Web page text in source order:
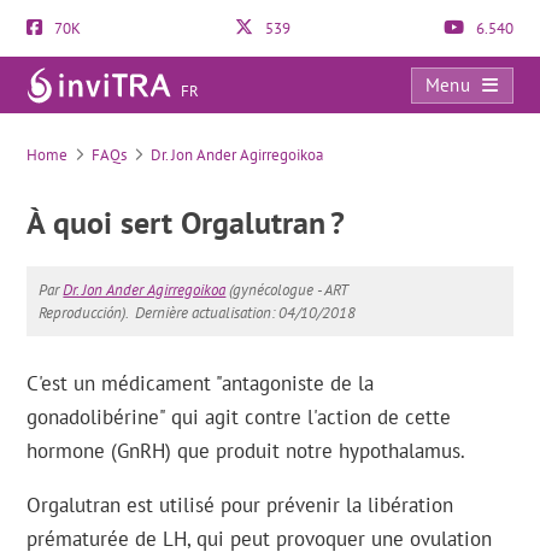
70K 539 6.540
FR
Menu
FAQs
Home FAQs Dr. Jon Ander Agirregoikoa
À quoi sert Orgalutran ?
ParDr. Jon Ander Agirregoikoa(gynécologue - ART
Reproducción). Dernière actualisation: 04/10/2018
C'est un médicament "antagoniste de la
gonadolibérine" qui agit contre l'action de cette
hormone (GnRH) que produit notre hypothalamus.
Orgalutran est utilisé pour prévenir la libération
prématurée de LH, qui peut provoquer une ovulation